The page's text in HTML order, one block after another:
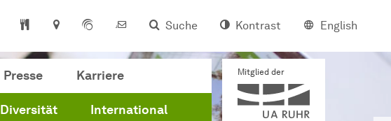
Suche Kontrast English
Presse Karriere
Diversität International
Mitglied der